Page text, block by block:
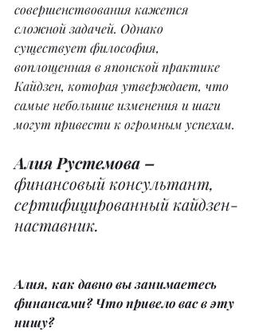
совершенствования кажется
сложной задачей. Однако
существует философия,
воплощенная в японской практике
Кайдзен, которая утверждает, что
самые небольшие изменения и шаги
могут привести к огромным успехам.
Алия Рустемова –
финансовый консультант,
сертифицированный кайдзен-
наставник.
Алия, как давно вы занимаетесь
финансами? Что привело вас в эту
нишу?